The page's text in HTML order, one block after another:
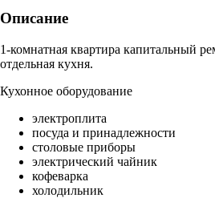
Описание
1-комнатная квартира капитальный
отдельная кухня.
Кухонное оборудование
электроплита
посуда и принадлежности
столовые приборы
электрический чайник
кофеварка
холодильник